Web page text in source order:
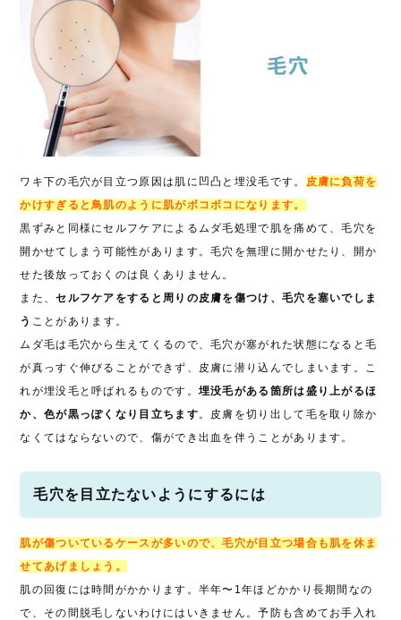
ワキ下の毛穴が目立つ原因は肌に凹凸と埋没毛です。
皮膚に負荷を
かけすぎると鳥肌のように肌がボコボコになります。
黒ずみと同様にセルフケアによるムダ毛処理で肌を痛めて、毛穴を
開かせてしまう可能性があります。毛穴を無理に開かせたり、開か
せた後放っておくのは良くありません。
また、セルフケアをすると周りの皮膚を傷つけ、毛穴を塞いでしま
う ことがあります。
ムダ毛は毛穴から生えてくるので、毛穴が塞がれた状態になると毛
が真っすぐ伸びることができず、皮膚に潜り込んでしまいます。こ
れが埋没毛と呼ばれるものです。 埋没毛がある箇所は盛り上がるほ
か、色が黒っぽくなり目立ちます 。皮膚を切り出して毛を取り除か
なくてはならないので、傷ができ出血を伴うことがあります。
毛穴を目立たないようにするには
肌が傷ついているケースが多いので、毛穴が目立つ場合も肌を休ま
せてあげましょう。
肌の回復には時間がかかります。半年〜1年ほどかかり長期間なの
で、その間脱毛しないわけにはいきません。予防も含めてお手入れ